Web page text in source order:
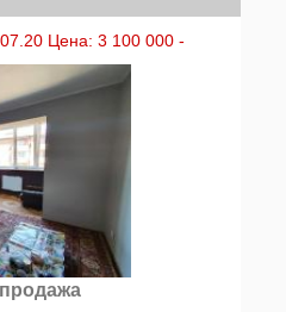
Цена: 3 100 000 -